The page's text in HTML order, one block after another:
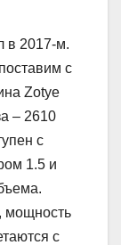
в 2017-м.
с
Zotye
– 2610
с
1.5 и
мощность
с